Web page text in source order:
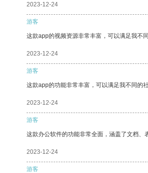
2023-12-24
游客
这款app的视频资源非常丰富，可以满足我不同
2023-12-24
游客
这款app的功能非常丰富，可以满足我不同的社
2023-12-24
游客
这款办公软件的功能非常全面，涵盖了文档、
2023-12-24
游客